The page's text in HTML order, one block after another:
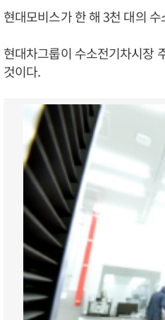
현대모비스가 한 해 3천 대의
현대차그룹이 수소전기차시장
것이다.